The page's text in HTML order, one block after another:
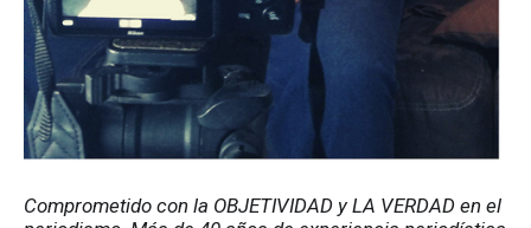
Comprometido con la OBJETIVIDAD y LA VERDAD en el